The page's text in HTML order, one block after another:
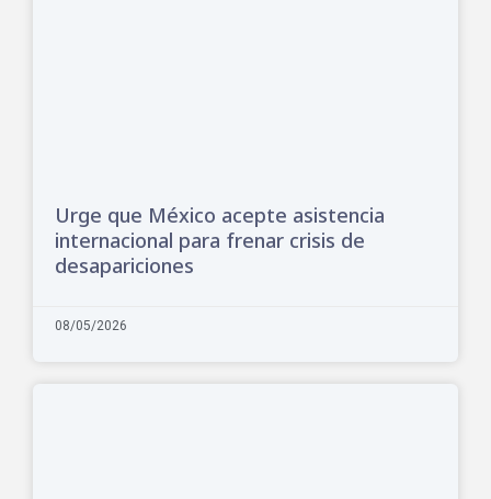
Urge que México acepte asistencia
internacional para frenar crisis de
desapariciones
08/05/2026